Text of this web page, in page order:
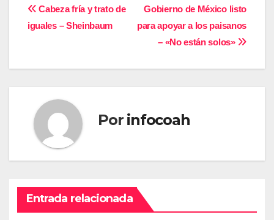
Navegación
de
entradas
Gobierno de México listo
para apoyar a los paisanos
– «No están solos»
Cabeza fría y trato de
iguales – Sheinbaum
Por infocoah
Entrada relacionada